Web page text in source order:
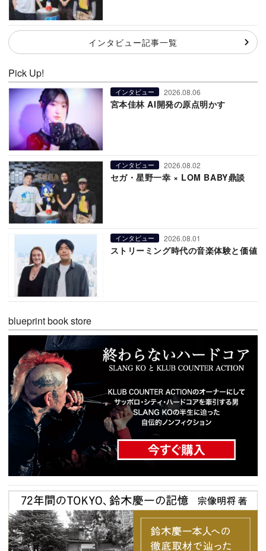
インタビュー記事一覧
Pick Up!
インタビュー 2026.08.06
宮本佳林 AI開発の原点明かす
インタビュー 2026.08.02
セガ・星野一幸 × LOM BABY鼎談
インタビュー 2026.08.01
ストリーミング時代の音楽体験と価値
blueprint book store